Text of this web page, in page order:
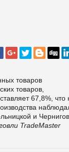
товаров
товаров,
67,8%, что
и
TradeMaster